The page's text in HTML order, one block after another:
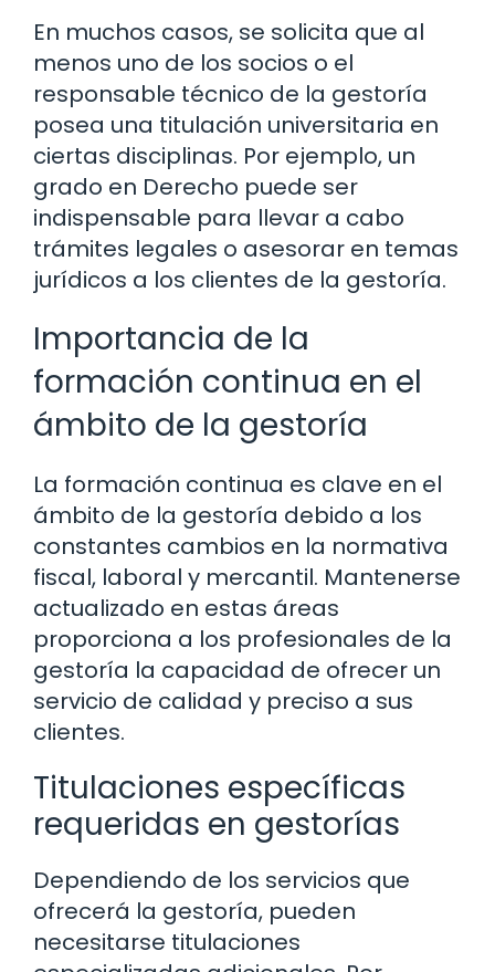
En muchos casos, se solicita que al
menos uno de los socios o el
responsable técnico de la gestoría
posea una titulación universitaria en
ciertas disciplinas. Por ejemplo, un
grado en Derecho puede ser
indispensable para llevar a cabo
trámites legales o asesorar en temas
jurídicos a los clientes de la gestoría.
Importancia de la
formación continua en el
ámbito de la gestoría
La formación continua es clave en el
ámbito de la gestoría debido a los
constantes cambios en la normativa
fiscal, laboral y mercantil. Mantenerse
actualizado en estas áreas
proporciona a los profesionales de la
gestoría la capacidad de ofrecer un
servicio de calidad y preciso a sus
clientes.
Titulaciones específicas
requeridas en gestorías
Dependiendo de los servicios que
ofrecerá la gestoría, pueden
necesitarse titulaciones